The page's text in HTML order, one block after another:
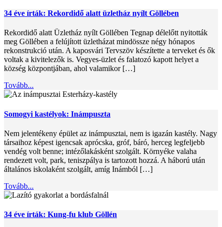
34 éve írták: Rekordidő alatt üzletház nyílt Göllében
Rekordidő alatt Üzletház nyílt Göllében Tegnap délelőtt nyitották
meg Göllében a felújított üzletházat mindössze négy hónapos
rekonstrukció után. A kaposvári Tervszöv készítette a terveket és ők
voltak a kivitelezők is. Vegyes-üzlet és falatozó kapott helyet a
község központjában, ahol valamikor […]
Tovább...
Somogyi kastélyok: Inámpuszta
Nem jelentékeny épület az inámpusztai, nem is igazán kastély. Nagy
társaihoz képest igencsak aprócska, gróf, báró, herceg legfeljebb
vendég volt benne; intézőlakásként szolgált. Környéke valaha
rendezett volt, park, teniszpálya is tartozott hozzá. A háború után
általános iskolaként szolgált, amíg Inámból […]
Tovább...
34 éve írták: Kung-fu klub Göllén